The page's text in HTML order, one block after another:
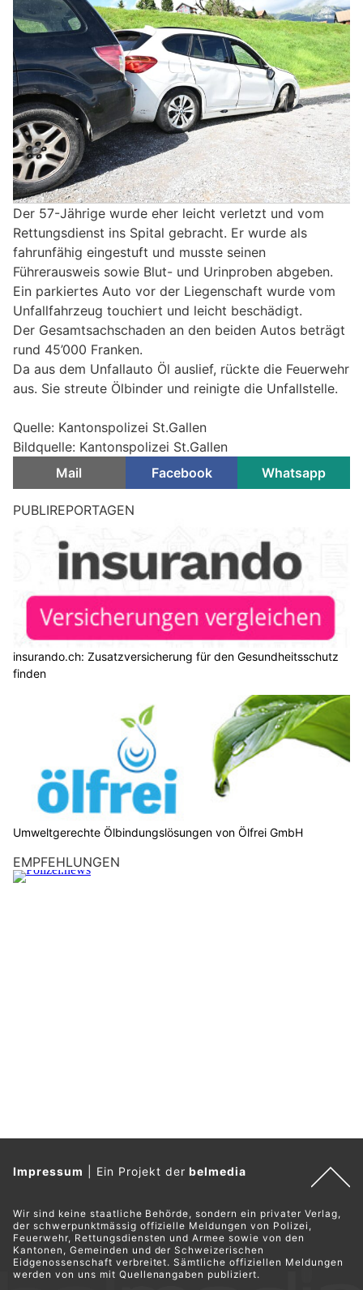
Der 57-Jährige wurde eher leicht verletzt und vom
Rettungsdienst ins Spital gebracht. Er wurde als
fahrunfähig eingestuft und musste seinen
Führerausweis sowie Blut- und Urinproben abgeben.
Ein parkiertes Auto vor der Liegenschaft wurde vom
Unfallfahrzeug touchiert und leicht beschädigt.
Der Gesamtsachschaden an den beiden Autos beträgt
rund 45’000 Franken.
Da aus dem Unfallauto Öl auslief, rückte die Feuerwehr
aus. Sie streute Ölbinder und reinigte die Unfallstelle.
Quelle: Kantonspolizei St.Gallen
Bildquelle: Kantonspolizei St.Gallen
Mail
Facebook Whatsapp
PUBLIREPORTAGEN
insurando.ch: Zusatzversicherung für den Gesundheitsschutz
finden
Umweltgerechte Ölbindungslösungen von Ölfrei GmbH
EMPFEHLUNGEN
Impressum Ein Projekt derbelmedia
Wir sind keine staatliche Behörde, sondern ein privater Verlag,
der schwerpunktmässig offizielle Meldungen von Polizei,
Feuerwehr, Rettungsdiensten und Armee sowie von den
Kantonen, Gemeinden und der Schweizerischen
Eidgenossenschaft verbreitet. Sämtliche offiziellen Meldungen
werden von uns mit Quellenangaben publiziert.